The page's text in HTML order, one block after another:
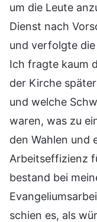
um die Leute
Dienst nach
und verfolgte
Ich fragte kaum
der Kirche
und welche
waren, was zu
den Wahlen und
Arbeitseffizienz
bestand bei
schien es, als